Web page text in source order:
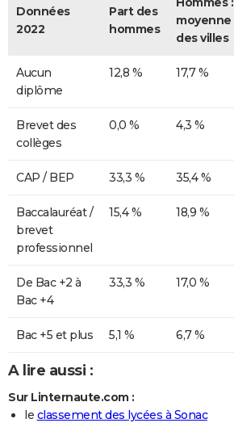
Données
2022
Part des
hommes
moyenne
des villes
Aucun
diplôme
12,8 % 17,7 %
Brevet des
collèges
0,0 % 4,3 %
CAP / BEP 33,3 % 35,4 %
Baccalauréat /
brevet
professionnel
15,4 % 18,9 %
De Bac +2 à
Bac +4
33,3 % 17,0 %
Bac +5 et plus 5,1 % 6,7 %
A lire aussi :
Sur Linternaute.com :
le classement des lycées à Sonac